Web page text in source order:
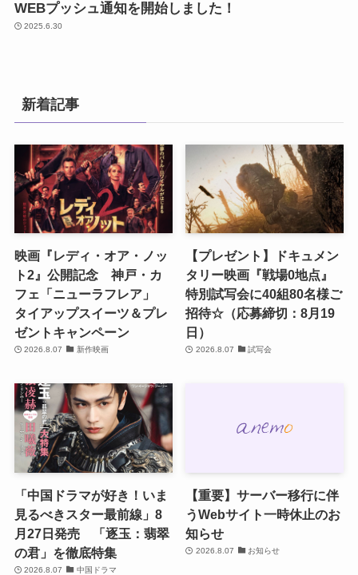
WEBプッシュ通知を開始しました！
2025.6.30
新着記事
映画『レディ・オア・ノッ
ト2』公開記念 神戸・カ
フェ「ニューラフレア」
タイアップスイーツ＆プレ
ゼントキャンペーン
2026.8.07 新作映画
【プレゼント】ドキュメン
タリー映画『戦場0地点』
特別試写会に40組80名様ご
招待☆（応募締切：8月19
日）
2026.8.07 試写会
「中国ドラマが好き！いま
見るべきスター最前線」8
月27日発売 「逐玉：翡翠
の君」を徹底特集
2026.8.07 中国ドラマ
【重要】サーバー移行に伴
うWebサイト一時休止のお
知らせ
2026.8.07 お知らせ